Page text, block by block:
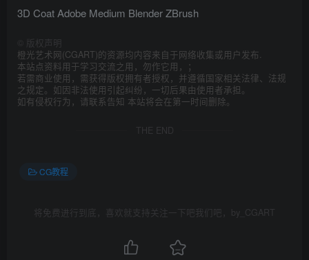
3D Coat Adob​​e Medium Blender ZBrush
版权声明
橙光艺术网(CGART)的资源均内容来自于网络收集或用户发布.
本站点资料用于学习交流之用，勿作它用，；
若需商业使用，需获得版权拥有者授权，并遵循国家相关法律、法规
之规定。如因非法使用引起纠纷，一切后果由使用者承担。
如有侵权行为，请联系告知 本站将会在第一时间删除。
THE END
CG教程
将免费进行到底，喜欢就支持关注一下吧我们吧，by_CGART